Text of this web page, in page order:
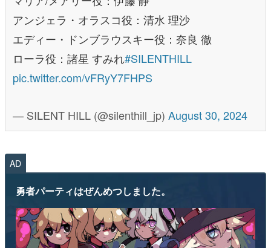
アンジェラ・オラスコ役：清水 理沙
エディー・ドンブラウスキー役：奈良 徹
ローラ役：諸星 すみれ#SILENTHILL
pic.twitter.com/vFRyY7FHPS
— SILENT HILL (@silenthill_jp) August 30, 2024
AD
勇者パーティはぜんめつしました。